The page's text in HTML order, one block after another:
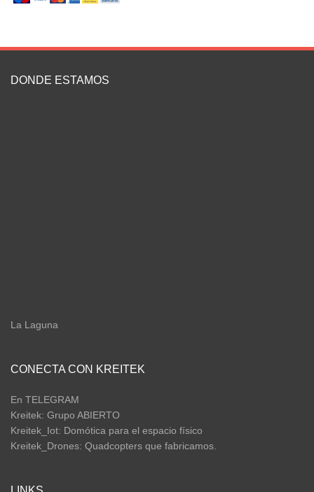
DONDE ESTAMOS
La Laguna
CONECTA CON KREITEK
En TELEGRAM
Kreitek: Grupo ABIERTO
Kreitek_Iot: Domótica para el espacio físico
Kreitek_Drones: Quadcopters que fabricamos.